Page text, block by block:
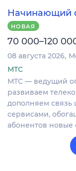
Начинающий
НОВАЯ
70 000–120
08 августа 2026
МТС
МТС — ведущий
развиваем
дополняем
сервисами,
абонентов